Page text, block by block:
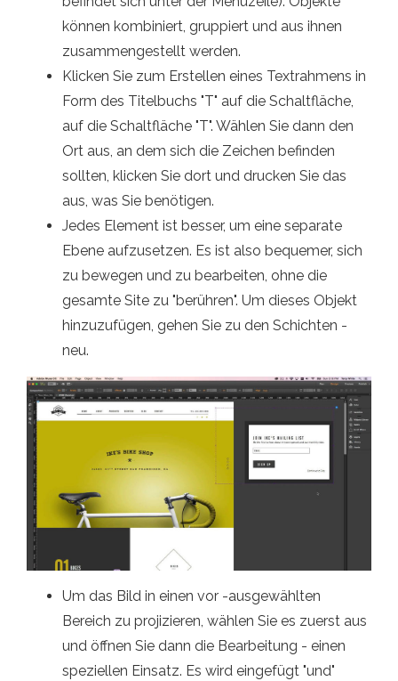
können kombiniert, gruppiert und aus ihnen
zusammengestellt werden.
Klicken Sie zum Erstellen eines Textrahmens in
Form des Titelbuchs "T" auf die Schaltfläche,
auf die Schaltfläche "T". Wählen Sie dann den
Ort aus, an dem sich die Zeichen befinden
sollten, klicken Sie dort und drucken Sie das
aus, was Sie benötigen.
Jedes Element ist besser, um eine separate
Ebene aufzusetzen. Es ist also bequemer, sich
zu bewegen und zu bearbeiten, ohne die
gesamte Site zu "berühren". Um dieses Objekt
hinzuzufügen, gehen Sie zu den Schichten -
neu.
Um das Bild in einen vor -ausgewählten
Bereich zu projizieren, wählen Sie es zuerst aus
und öffnen Sie dann die Bearbeitung - einen
speziellen Einsatz. Es wird eingefügt "und"